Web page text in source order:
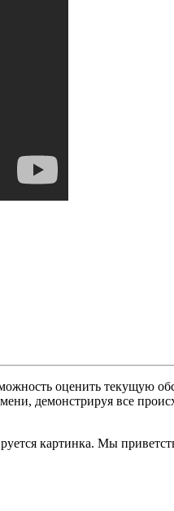
оценить текущую
демонстрируя все
картинка. Мы